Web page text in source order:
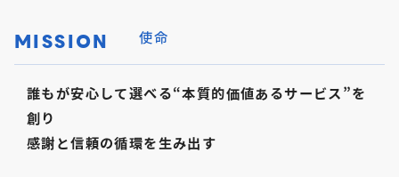
MISSION 使命
誰もが安心して選べる“本質的価値あるサービス”を
創り
感謝と信頼の循環を生み出す